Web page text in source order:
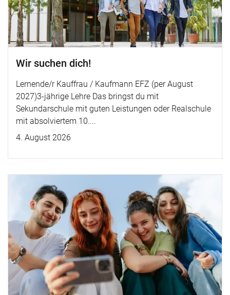
Wir suchen dich!
Lernende/r Kauffrau / Kaufmann EFZ (per August
2027)3-jährige Lehre Das bringst du mit
Sekundarschule mit guten Leistungen oder Realschule
mit absolviertem 10....
4. August 2026